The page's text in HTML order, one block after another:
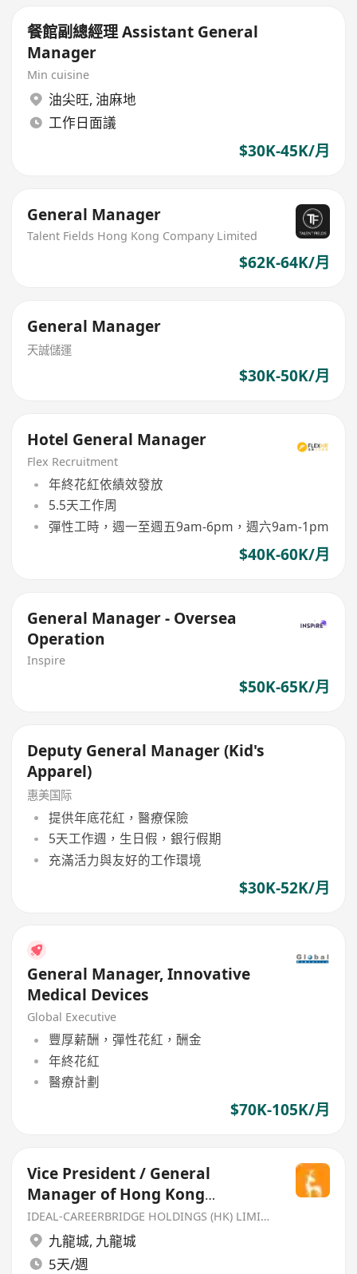
餐館副總經理 Assistant General
Manager
Min cuisine
油尖旺, 油麻地
工作日面議
$30K-45K/月
General Manager
Talent Fields Hong Kong Company Limited
$62K-64K/月
General Manager
天誠儲運
$30K-50K/月
Hotel General Manager
Flex Recruitment
年終花紅依績效發放
5.5天工作周
彈性工時，週一至週五9am-6pm，週六9am-1pm
$40K-60K/月
General Manager - Oversea
Operation
Inspire
$50K-65K/月
Deputy General Manager (Kid's
Apparel)
惠美国际
提供年底花紅，醫療保險
5天工作週，生日假，銀行假期
充滿活力與友好的工作環境
$30K-52K/月
General Manager, Innovative
Medical Devices
Global Executive
豐厚薪酬，彈性花紅，酬金
年終花紅
醫療計劃
$70K-105K/月
Vice President / General
Manager of Hong Kong
Supermarket Business
IDEAL-CAREERBRIDGE HOLDINGS (HK) LIMITED
九龍城, 九龍城
5天/週